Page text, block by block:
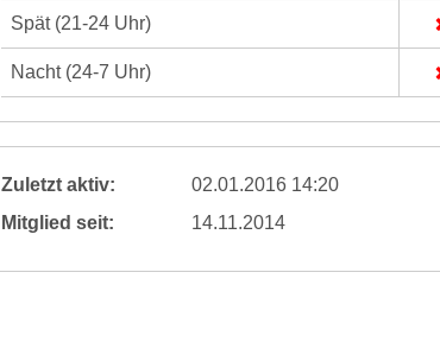
Spät (21-24 Uhr)
Nacht (24-7 Uhr)
Zuletzt aktiv: 02.01.2016 14:20
Mitglied seit:
14.11.2014